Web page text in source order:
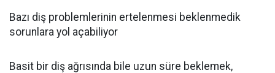
Bazı diş problemlerinin ertelenmesi beklenmedik
sorunlara yol açabiliyor
Basit bir diş ağrısında bile uzun süre beklemek,